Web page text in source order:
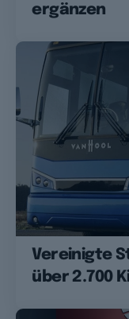
ergänzen
Vereinigte
über 2.700